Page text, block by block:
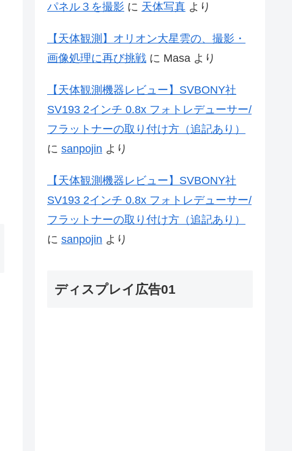
パネル３を撮影 に 天体写真 より
【天体観測】オリオン大星雲の、撮影・
画像処理に再び挑戦 に Masa より
【天体観測機器レビュー】SVBONY社
SV193 2インチ 0.8x フォトレデューサー/
フラットナーの取り付け方（追記あり）
に sanpojin より
【天体観測機器レビュー】SVBONY社
SV193 2インチ 0.8x フォトレデューサー/
フラットナーの取り付け方（追記あり）
に sanpojin より
ディスプレイ広告01